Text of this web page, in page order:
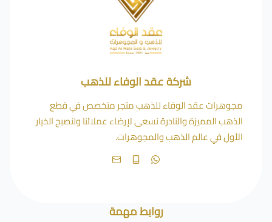
شركة عقد الوفاء للذهب
مجوهرات عقد الوفاء للذهب متجر متخصص في قطع
الذهب المميزة والنادرة نسعى لإرضاء عملائنا ولنصبح الخيار
الأول في عالم الذهب والمجوهرات.
روابط مهمة